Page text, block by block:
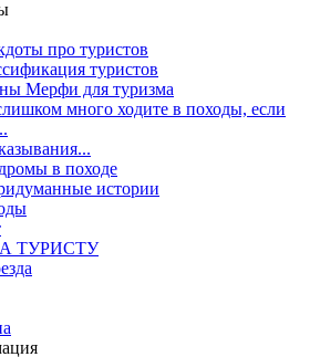
про туристов
туристов
Мерфи для туризма
много ходите в походы, если
в походе
истории
ТУРИСТУ